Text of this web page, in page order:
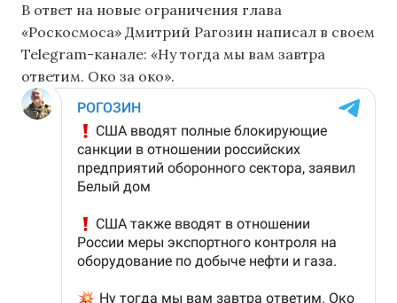
В ответ на новые ограничения глава
«Роскосмоса» Дмитрий Рагозин написал в своем
Telegram-канале: «Ну тогда мы вам завтра
ответим. Око за око».